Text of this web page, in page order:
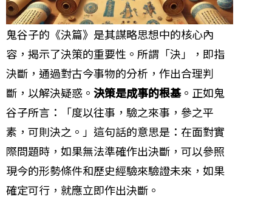
鬼谷子的《決篇》是其謀略思想中的核心內
容，揭示了決策的重要性。所謂「決」，即指
決斷，通過對古今事物的分析，作出合理判
斷，以解決疑惑。 決策是成事的根基。正如鬼
谷子所言：「度以往事，驗之來事，參之平
素，可則決之。」這句話的意思是：在面對實
際問題時，如果無法準確作出決斷，可以參照
現今的形勢條件和歷史經驗來驗證未來，如果
確定可行，就應立即作出決斷。